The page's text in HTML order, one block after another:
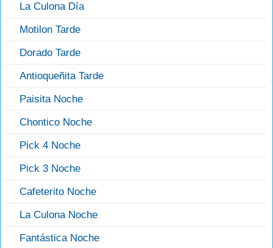
La Culona Día
Motilon Tarde
Dorado Tarde
Antioqueñita Tarde
Paisita Noche
Chontico Noche
Pick 4 Noche
Pick 3 Noche
Cafeterito Noche
La Culona Noche
Fantástica Noche